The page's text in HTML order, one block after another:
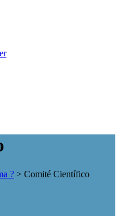
? > Comité Científico